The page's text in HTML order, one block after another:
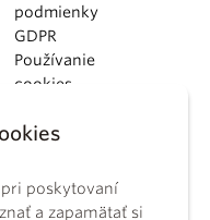
poskytovaní
a zapamätať si
podmienky
GDPR
Používanie
cookies